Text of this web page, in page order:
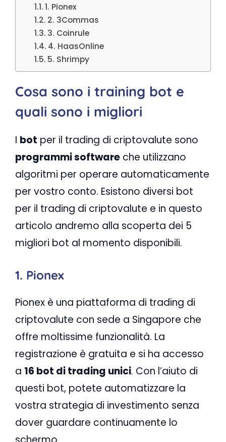
1. Pionex
2. 3Commas
3. Coinrule
4. HaasOnline
5. Shrimpy
Cosa sono i training bot e
quali sono i migliori
I bot per il trading di criptovalute sono
programmi software che utilizzano
algoritmi per operare automaticamente
per vostro conto. Esistono diversi bot
per il trading di criptovalute e in questo
articolo andremo alla scoperta dei 5
migliori bot al momento disponibili.
1. Pionex
Pionex è una piattaforma di trading di
criptovalute con sede a Singapore che
offre moltissime funzionalità. La
registrazione è gratuita e si ha accesso
a 16 bot di trading unici. Con l’aiuto di
questi bot, potete automatizzare la
vostra strategia di investimento senza
dover guardare continuamente lo